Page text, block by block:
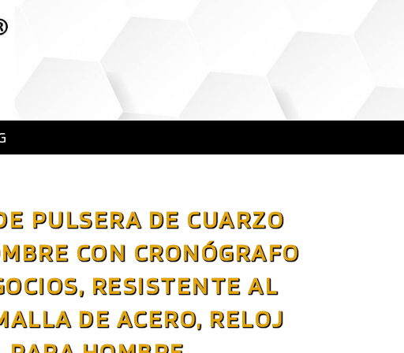
PULSERA DE CUARZO
CON CRONÓGRAFO
RESISTENTE AL
DE ACERO, RELOJ